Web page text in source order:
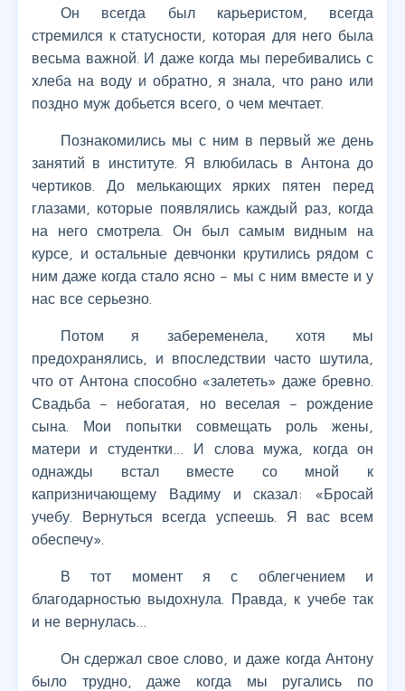
Он всегда был карьеристом, всегда
стремился к статусности, которая для него была
весьма важной. И даже когда мы перебивались с
хлеба на воду и обратно, я знала, что рано или
поздно муж добьется всего, о чем мечтает.
Познакомились мы с ним в первый же день
занятий в институте. Я влюбилась в Антона до
чертиков. До мелькающих ярких пятен перед
глазами, которые появлялись каждый раз, когда
на него смотрела. Он был самым видным на
курсе, и остальные девчонки крутились рядом с
ним даже когда стало ясно – мы с ним вместе и у
нас все серьезно.
Потом я забеременела, хотя мы
предохранялись, и впоследствии часто шутила,
что от Антона способно «залететь» даже бревно.
Свадьба – небогатая, но веселая – рождение
сына. Мои попытки совмещать роль жены,
матери и студентки… И слова мужа, когда он
однажды встал вместе со мной к
капризничающему Вадиму и сказал: «Бросай
учебу. Вернуться всегда успеешь. Я вас всем
обеспечу».
В тот момент я с облегчением и
благодарностью выдохнула. Правда, к учебе так
и не вернулась…
Он сдержал свое слово, и даже когда Антону
было трудно, даже когда мы ругались по